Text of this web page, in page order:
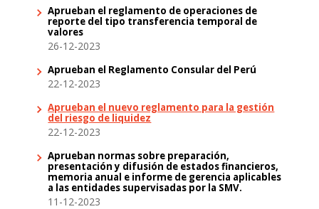
Aprueban el reglamento de operaciones de
reporte del tipo transferencia temporal de
valores
26-12-2023
Aprueban el Reglamento Consular del Perú
22-12-2023
Aprueban el nuevo reglamento para la gestión
del riesgo de liquidez
22-12-2023
Aprueban normas sobre preparación,
presentación y difusión de estados financieros,
memoria anual e informe de gerencia aplicables
a las entidades supervisadas por la SMV.
11-12-2023